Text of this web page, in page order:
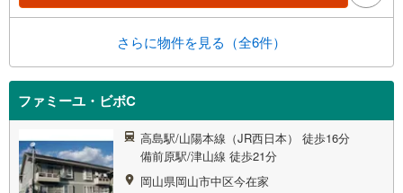
さらに物件を見る（全6件）
ファミーユ・ビボC
高島駅/山陽本線（JR西日本） 徒歩16分
備前原駅/津山線 徒歩21分
岡山県岡山市中区今在家